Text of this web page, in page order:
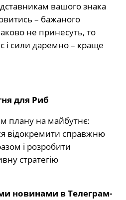
вашого знака
– бажаного
не принесуть, то
і сили даремно – краще
для Риб
плану на майбутнє:
відокремити справжню
і розробити
стратегію
новинами в Телеграм-